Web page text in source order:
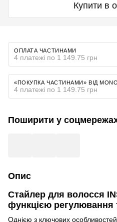
Купити в
ОПЛАТА ЧАСТИНАМИ
4 платежі по 1 149.75 грн
«ПОКУПКА ЧАСТИНАМИ» ВІД
4 платежі по 1 149.75 грн
Поширити у
Опис
Cтайлер для волосся
функцією регулювання
Однією з ключових